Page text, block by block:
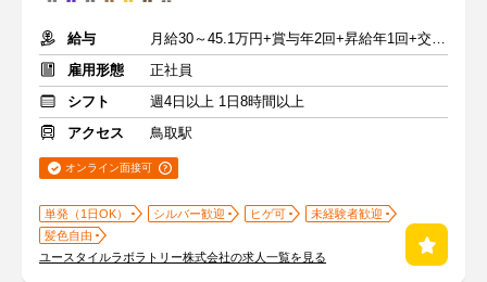
給与
月給30～45.1万円+賞与年2回+昇給年1回+交通費全額
雇用形態
正社員
シフト
週4日以上 1日8時間以上
アクセス
鳥取駅
オンライン面接可
単発（1日OK） シルバー歓迎 ヒゲ可
未経験者歓迎
髪色自由
ユースタイルラボラトリー株式会社の求人一覧を見る